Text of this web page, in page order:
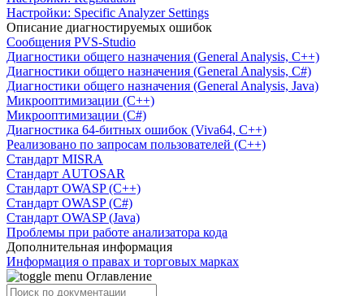
Настройки: Specific Analyzer Settings
Описание диагностируемых ошибок
Сообщения PVS-Studio
Диагностики общего назначения (General Analysis, C++)
Диагностики общего назначения (General Analysis, C#)
Диагностики общего назначения (General Analysis, Java)
Микрооптимизации (C++)
Микрооптимизации (C#)
Диагностика 64-битных ошибок (Viva64, C++)
Реализовано по запросам пользователей (C++)
Cтандарт MISRA
Стандарт AUTOSAR
Стандарт OWASP (C++)
Стандарт OWASP (C#)
Стандарт OWASP (Java)
Проблемы при работе анализатора кода
Дополнительная информация
Информация о правах и торговых марках
Оглавление